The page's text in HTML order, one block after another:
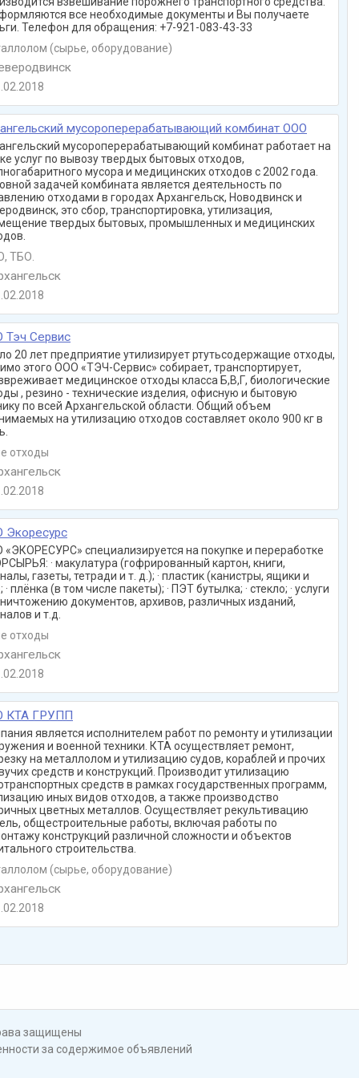
все необходимые документы и Вы получаете
Телефон для обращения: +7-921-083-43-33
(сырье, оборудование)
мусороперерабатывающий комбинат ООО
мусороперерабатывающий комбинат работает на
услуг по вывозу твердых бытовых отходов,
мусора и медицинских отходов с 2002 года.
задачей комбината является деятельность по
отходами в городах Архангельск, Новодвинск и
это сбор, транспортировка, утилизация,
твердых бытовых, промышленных и медицинских
ТБО.
Тэч Сервис
20 лет предприятие утилизирует ртутьсодержащие отходы,
этого ООО «ТЭЧ-Сервис» собирает, транспортирует,
медицинское отходы класса Б,В,Г, биологические
, резино - технические изделия, офисную и бытовую
по всей Архангельской области. Общий объем
на утилизацию отходов составляет около 900 кг в
отходы
Экоресурс
специализируется на покупке и переработке
· макулатура (гофрированный картон, книги,
газеты, тетради и т. д.); · пластик (канистры, ящики и
· плёнка (в том числе пакеты); · ПЭТ бутылка; · стекло; · услуги
документов, архивов, различных изданий,
и т.д.
отходы
КТА ГРУПП
является исполнителем работ по ремонту и утилизации
и военной техники. КТА осуществляет ремонт,
на металлолом и утилизацию судов, кораблей и прочих
средств и конструкций. Производит утилизацию
средств в рамках государственных программ,
иных видов отходов, а также производство
цветных металлов. Осуществляет рекультивацию
общестроительные работы, включая работы по
конструкций различной сложности и объектов
строительства.
(сырье, оборудование)
защищены
за содержимое объявлений